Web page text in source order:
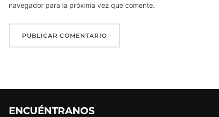
navegador para la próxima vez que comente.
ENCUÉNTRANOS